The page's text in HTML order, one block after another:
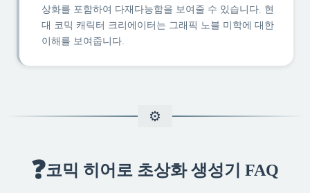
상화를 포함하여 다재다능함을 보여줄 수 있습니다. 현
대 코믹 캐릭터 크리에이터는 그래픽 노블 미학에 대한
이해를 보여줍니다.
❓코믹 히어로 초상화 생성기 FAQ